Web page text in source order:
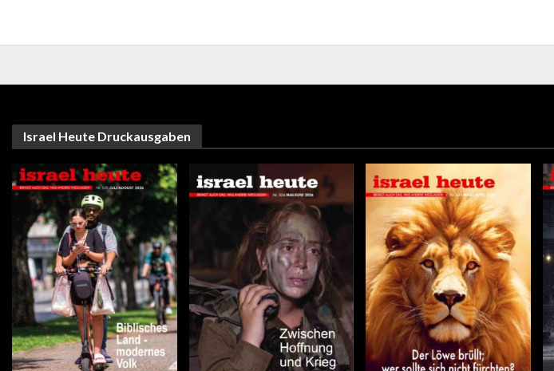
Israel Heute Druckausgaben